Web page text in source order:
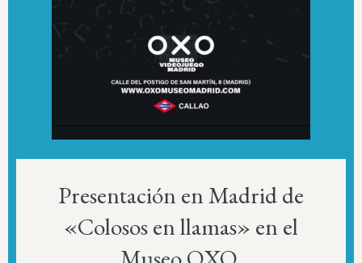
Presentación en Madrid de
«Colosos en llamas» en el